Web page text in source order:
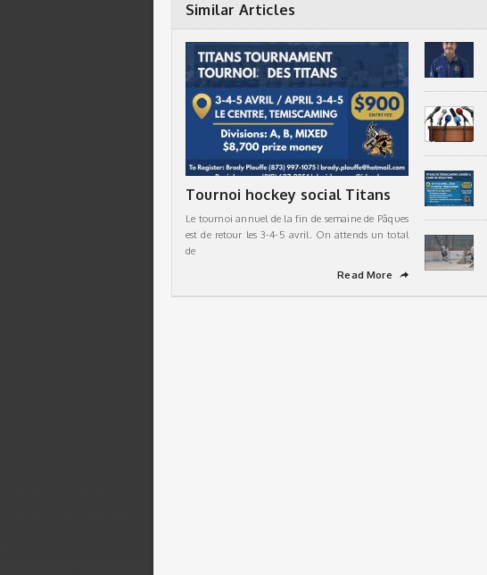
Similar Articles
Tournoi hockey social Titans
Le tournoi annuel de la fin de semaine de Pâques
est de retour les 3-4-5 avril. On attends un total
de
Read More
➦